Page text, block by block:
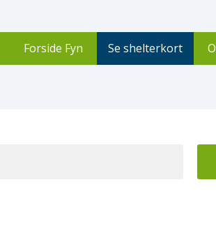
Forside Fyn Se shelterkort